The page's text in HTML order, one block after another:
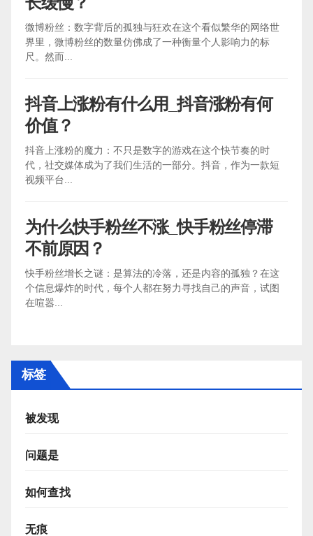
微博粉丝：数字背后的孤独与狂欢在这个看似繁华的网络世
界里，微博粉丝的数量仿佛成了一种衡量个人影响力的标
尺。然而...
抖音上涨粉有什么用_抖音涨粉有何
价值？
抖音上涨粉的魔力：不只是数字的游戏在这个快节奏的时
代，社交媒体成为了我们生活的一部分。抖音，作为一款短
视频平台...
为什么快手粉丝不涨_快手粉丝停滞
不前原因？
快手粉丝增长之谜：是算法的冷落，还是内容的孤独？在这
个信息爆炸的时代，每个人都在努力寻找自己的声音，试图
在喧嚣...
标签
被发现
问题是
如何查找
无痕